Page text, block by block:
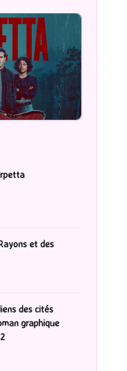
et des
des cités
graphique